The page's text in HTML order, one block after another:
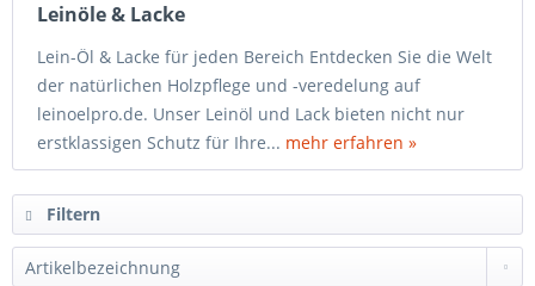
Leinöle & Lacke
Lein-Öl & Lacke für jeden Bereich Entdecken Sie die Welt
der natürlichen Holzpflege und -veredelung auf
leinoelpro.de. Unser Leinöl und Lack bieten nicht nur
erstklassigen Schutz für Ihre... mehr erfahren »
Filtern